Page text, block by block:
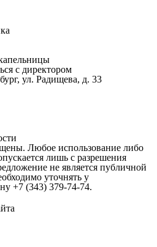
с директором
ул. Радищева, д. 33
Любое использование либо
лишь с разрешения
не является публичной
уточнять у
+7 (343) 379-74-74.